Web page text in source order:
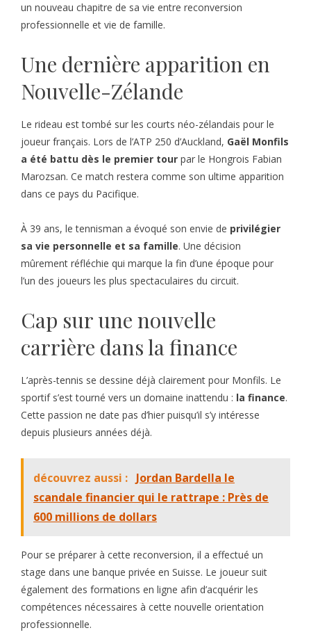
un nouveau chapitre de sa vie entre reconversion
professionnelle et vie de famille.
Une dernière apparition en
Nouvelle-Zélande
Le rideau est tombé sur les courts néo-zélandais pour le
joueur français. Lors de l’ATP 250 d’Auckland, Gaël Monfils
a été battu dès le premier tour par le Hongrois Fabian
Marozsan. Ce match restera comme son ultime apparition
dans ce pays du Pacifique.
À 39 ans, le tennisman a évoqué son envie de privilégier
sa vie personnelle et sa famille. Une décision
mûrement réfléchie qui marque la fin d’une époque pour
l’un des joueurs les plus spectaculaires du circuit.
Cap sur une nouvelle
carrière dans la finance
L’après-tennis se dessine déjà clairement pour Monfils. Le
sportif s’est tourné vers un domaine inattendu : la finance.
Cette passion ne date pas d’hier puisqu’il s’y intéresse
depuis plusieurs années déjà.
découvrez aussi : Jordan Bardella le
scandale financier qui le rattrape : Près de
600 millions de dollars
Pour se préparer à cette reconversion, il a effectué un
stage dans une banque privée en Suisse. Le joueur suit
également des formations en ligne afin d’acquérir les
compétences nécessaires à cette nouvelle orientation
professionnelle.